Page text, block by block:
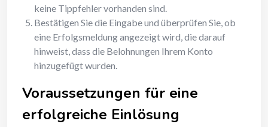
keine Tippfehler vorhanden sind.
Bestätigen Sie die Eingabe und überprüfen Sie, ob
eine Erfolgsmeldung angezeigt wird, die darauf
hinweist, dass die Belohnungen Ihrem Konto
hinzugefügt wurden.
Voraussetzungen für eine
erfolgreiche Einlösung